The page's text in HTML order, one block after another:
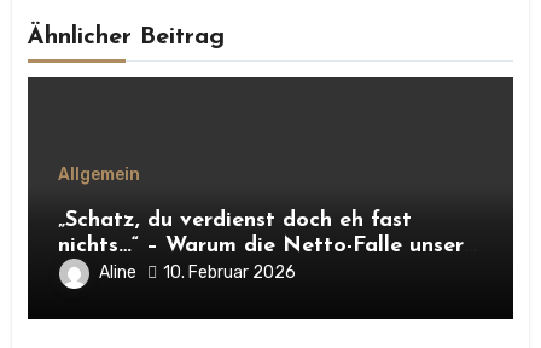
Ähnlicher Beitrag
Allgemein
„Schatz, du verdienst doch eh fast
nichts…“ – Warum die Netto-Falle unsere
Unabhängigkeit frisst
Aline 10. Februar 2026